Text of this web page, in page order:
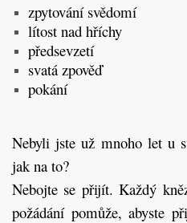
zpytování svědomí
lítost nad hříchy
předsevzetí
svatá zpověď
pokání
Nebyli jste už mnoho let u
jak na to?
Nebojte se přijít. Každý
požádání pomůže, abyste